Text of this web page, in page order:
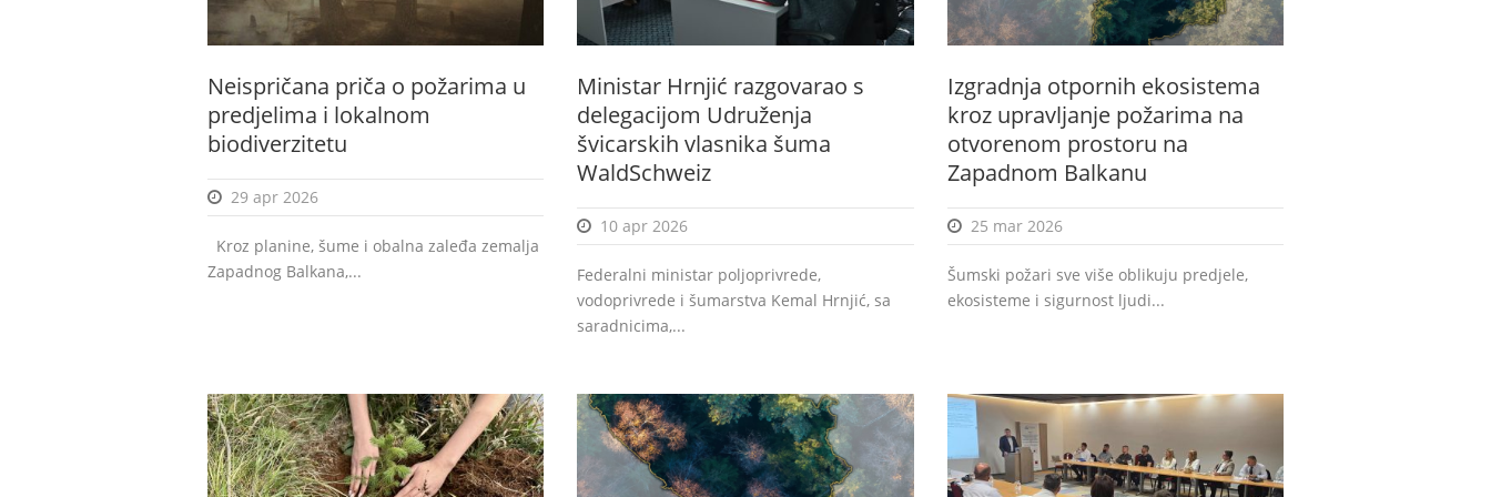
Neispričana priča o požarima u
predjelima i lokalnom
biodiverzitetu
29 apr 2026
Kroz planine, šume i obalna zaleđa zemalja
Zapadnog Balkana,...
Ministar Hrnjić razgovarao s
delegacijom Udruženja
švicarskih vlasnika šuma
WaldSchweiz
10 apr 2026
Federalni ministar poljoprivrede,
vodoprivrede i šumarstva Kemal Hrnjić, sa
saradnicima,...
Izgradnja otpornih ekosistema
kroz upravljanje požarima na
otvorenom prostoru na
Zapadnom Balkanu
25 mar 2026
Šumski požari sve više oblikuju predjele,
ekosisteme i sigurnost ljudi...